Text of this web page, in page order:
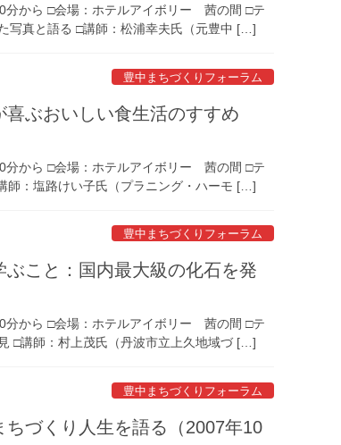
分から □会場：ホテルアイボリー 茜の間 □テ
写真と語る □講師：松浦幸夫氏（元豊中 […]
豊中まちづくりフォーラム
喜ぶおいしい食生活のすすめ
分から □会場：ホテルアイボリー 茜の間 □テ
師：塩路けい子氏（プラニング・ハーモ […]
豊中まちづくりフォーラム
ぶこと：国内最大級の化石を発
分から □会場：ホテルアイボリー 茜の間 □テ
□講師：村上茂氏（丹波市立上久地域づ […]
豊中まちづくりフォーラム
ちづくり人生を語る（2007年10